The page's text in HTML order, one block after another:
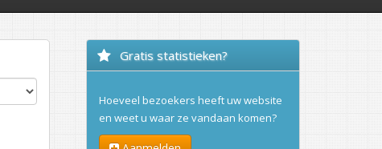
Gratis statistieken?
Hoeveel bezoekers heeft uw website
en weet u waar ze vandaan komen?